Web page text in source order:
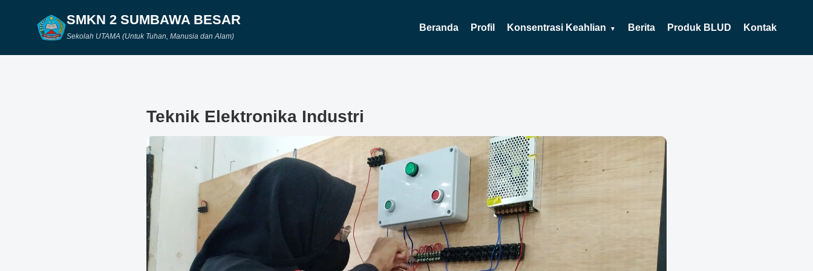
SMKN 2 SUMBAWA BESAR
Sekolah UTAMA (Untuk Tuhan, Manusia dan Alam)
Beranda Profil Konsentrasi Keahlian Berita Produk BLUD Kontak
Teknik Elektronika Industri